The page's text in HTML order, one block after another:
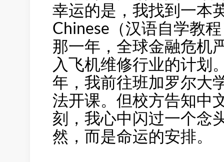
幸运的是，我找到一本
Chinese（汉语自学教
那一年，全球金融危机
入飞机维修行业的计划
年，我前往班加罗尔大
法开课。但校方告知中
刻，我心中闪过一个念
然，而是命运的安排。